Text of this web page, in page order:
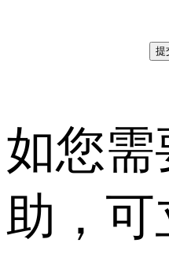
提
如您需
助，可